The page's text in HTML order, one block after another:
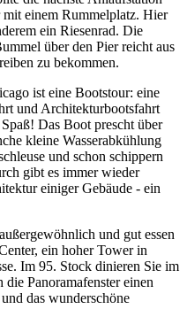
einem Rummelplatz. Hier
ein Riesenrad. Die
über den Pier reicht aus
zu bekommen.
ist eine Bootstour: eine
und Architekturbootsfahrt
Das Boot prescht über
kleine Wasserabkühlung
und schon schippern
gibt es immer wieder
einiger Gebäude - ein
und gut essen
ein hoher Tower in
Im 95. Stock dinieren Sie im
Panoramafenster einen
das wunderschöne